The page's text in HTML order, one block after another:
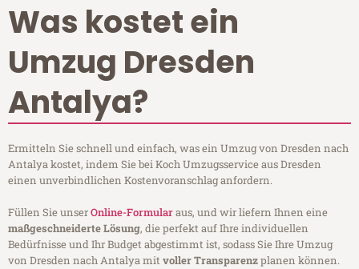
Was kostet ein
Umzug Dresden
Antalya?
Ermitteln Sie schnell und einfach, was ein Umzug von Dresden nach
Antalya kostet, indem Sie bei Koch Umzugsservice aus Dresden
einen unverbindlichen Kostenvoranschlag anfordern.
Füllen Sie unserOnline-Formularaus, und wir liefern Ihnen eine
maßgeschneiderte Lösung, die perfekt auf Ihre individuellen
Bedürfnisse und Ihr Budget abgestimmt ist, sodass Sie Ihre Umzug
von Dresden nach Antalya mitvoller Transparenzplanen können.